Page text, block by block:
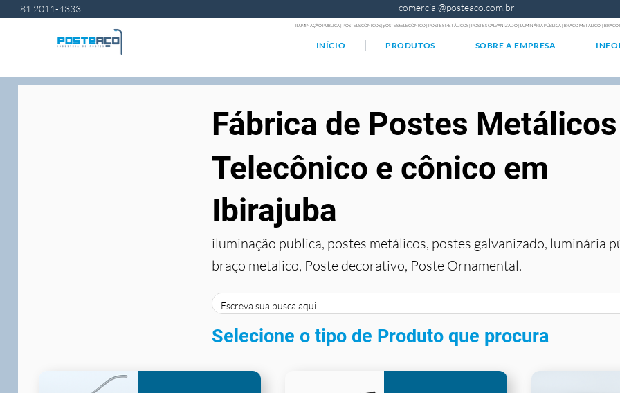
81 2011-4333 comercial@posteaco.com.br
ILUMINAÇÃO PÚBLICA | POSTELS CÔNICOS | pOSTES tELECÔNICO | POSTES METÁLICOS | POSTES GALVANIZADO | LUMINÁRIA PÚBLICA | BRAÇO METÁLICO |
INÍCIO PRODUTOS SOBRE A EMPRESA
Ibirajuba
Fábrica de Postes Metálicos
Telecônico e cônico em
iluminação publica, postes metálicos, postes galvanizado, luminária
braço metalico, Poste decorativo, Poste Ornamental.
Selecione o tipo de Produto que procura